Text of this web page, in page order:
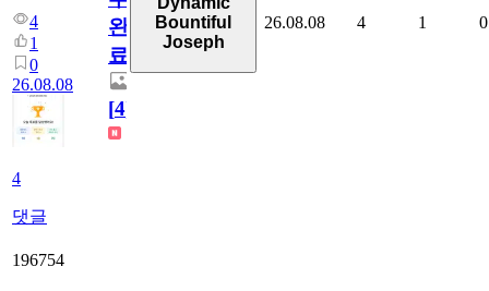
4
1
0
26.08.08
4
댓글
완
료
[4]
Bountiful
Joseph
26.08.08 4 1 0
196754